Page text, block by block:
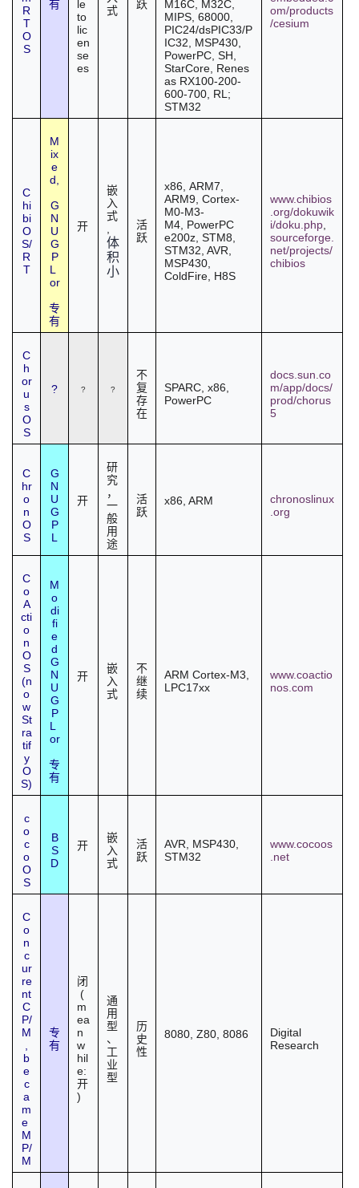
R
T
O
S
有
le
to
lic
en
se
es
式
跃
M16C, M32C,
MIPS, 68000,
PIC24/dsPIC33/P
IC32, MSP430,
PowerPC, SH,
StarCore, Renes
as RX100-200-
600-700, RL;
STM32
om/products
/cesium
C
hi
bi
O
S/
R
T
M
ix
e
d,
G
N
U
G
P
L
or
专
有
开
嵌
入
式
体
积
小
活
跃
x86, ARM7
ARM9, Cortex-
M0-M3-
M4, PowerPC
e200z , STM8,
STM32, AVR,
MSP430,
ColdFire, H8S
www.chibios
.org/dokuwik
i/doku.php
sourceforge.
net/projects/
chibios
C
h
or
u
s
O
S
? ? ?
不
复
存
在
SPARC , x86,
PowerPC
docs.sun.co
m/app/docs/
prod/chorus
5
C
hr
o
n
O
S
G
N
U
G
P
L
开
研
究
，
一
般
用
途
活
跃
x86, ARM
chronoslinux
.org
C
o
A
cti
o
n
O
S
(n
o
w
St
ra
tif
y
O
S)
M
o
di
fi
e
d
G
N
U
G
P
L
or
专
有
开
嵌
入
式
不
继
续
ARM Cortex-M3,
LPC17xx
www.coactio
nos.com
c
o
c
o
O
S
B
S
D
开
嵌
入
式
活
跃
AVR, MSP430,
STM32
www.cocoos
.net
C
o
n
c
ur
re
nt
C
P/
M
b
e
c
a
m
e
M
P/
M
专
有
闭
(
m
ea
n
w
hil
e:
开
)
通
用
型
、
工
业
型
历
史
性
8080, Z80, 8086
Digital
Research